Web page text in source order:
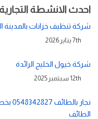
احدث الانشطة التجارية
شركة تنظيف خزانات بالمدينة المنورة
7th يناير 2026
شركة خيول الخليج الرائدة
12th سبتمبر 2025
الطائف